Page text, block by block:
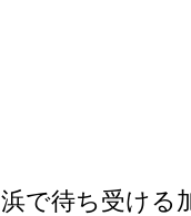
で待ち受ける